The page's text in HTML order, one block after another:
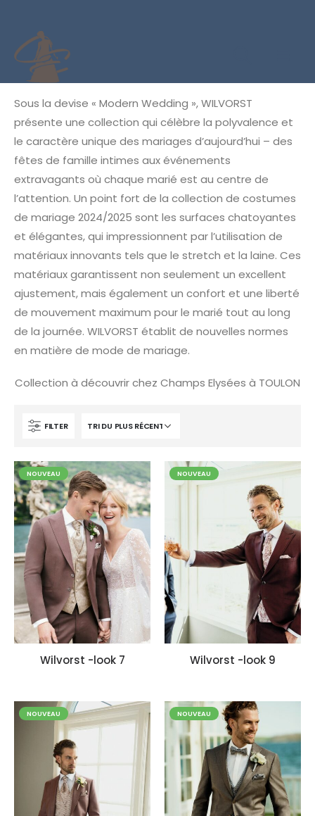
Sous la devise « Modern Wedding », WILVORST
présente une collection qui célèbre la polyvalence et
le caractère unique des mariages d’aujourd’hui – des
fêtes de famille intimes aux événements
extravagants où chaque marié est au centre de
l’attention. Un point fort de la collection de costumes
de mariage 2024/2025 sont les surfaces chatoyantes
et élégantes, qui impressionnent par l’utilisation de
matériaux innovants tels que le stretch et la laine. Ces
matériaux garantissent non seulement un excellent
ajustement, mais également un confort et une liberté
de mouvement maximum pour le marié tout au long
de la journée. WILVORST établit de nouvelles normes
en matière de mode de mariage.
Collection à découvrir chez Champs Elysées à TOULON
FILTER
NOUVEAU
Wilvorst -look 7
NOUVEAU
Wilvorst -look 9
NOUVEAU NOUVEAU